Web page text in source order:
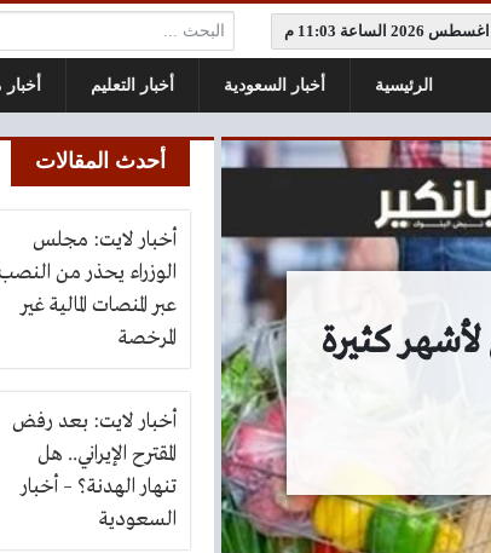
البحث:
الرئيسية أخبار السعودية أخبار التعليم
كثيرة
أحدث المقالات
أخبار لايت: مجلس
الوزراء يحذر من
عبر المنصات المالية غير
المرخصة
أخبار لايت: بعد رفض
المقترح الإيراني.. هل
تنهار الهدنة؟ – أخبار
السعودية